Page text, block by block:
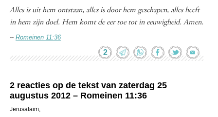
Alles is uit hem ontstaan, alles is door hem geschapen, alles heeft
in hem zijn doel. Hem komt de eer toe tot in eeuwigheid. Amen.
-- Romeinen 11:36
2
2 reacties op de tekst van zaterdag 25
augustus 2012 – Romeinen 11:36
Jerusalaim,